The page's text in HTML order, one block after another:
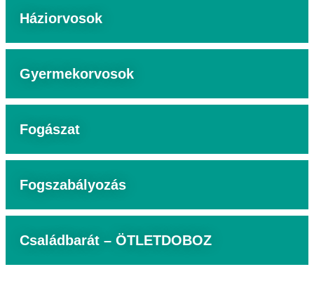
Háziorvosok
Gyermekorvosok
Fogászat
Fogszabályozás
Családbarát – ÖTLETDOBOZ